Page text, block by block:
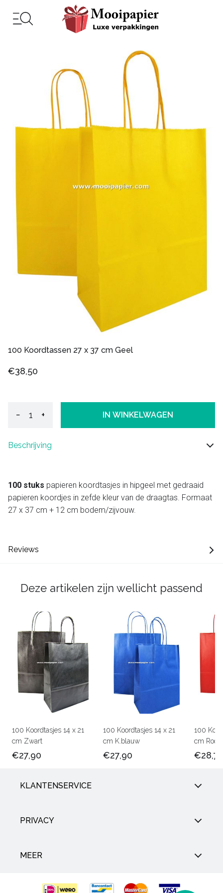
100 Koordtassen 27 x 37 cm Geel
€38,50
− + IN WINKELWAGEN
Beschrijving
100 stuks papieren koordtasjes in hipgeel met gedraaid
papieren koordjes in zefde kleur van de draagtas. Formaat
27 x 37 cm + 12 cm bodem/zijvouw.
Reviews
Deze artikelen zijn wellicht passend
100 Koordtasjes 14 x 21
cm Zwart
€27,90
100 Koordtasjes 14 x 21
cm K.blauw
€27,90
100
cm Rood
€28,75
KLANTENSERVICE
PRIVACY
MEER